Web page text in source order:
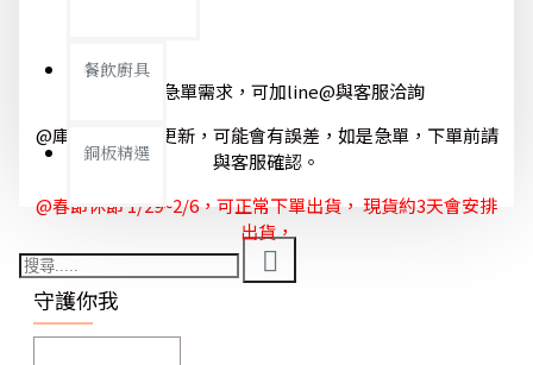
餐飲廚具
銅板精選
@如有急單需求，可加line@與客服洽詢
@庫存狀態隨時更新，可能會有誤差，如是急單，下單前請
與客服確認。
@春節休節 1/29~2/6，可正常下單出貨， 現貨約3天會安排
出貨，
守護你我